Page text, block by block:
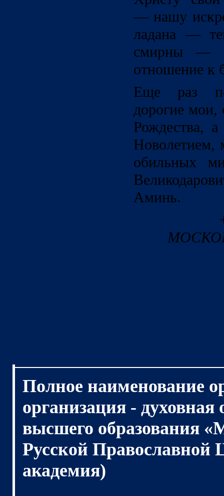
— нашу
ладана —
смирны —
отношение к
Еще раз
дорогие мои,
Рождества,
Новолетием,
обильных
Аминь.
Полное наименование
организация - духовная
высшего образования
Русской Православной
академия)